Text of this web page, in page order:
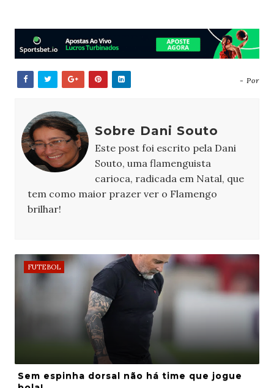
- Por
Sobre Dani Souto
Este post foi escrito pela Dani
Souto, uma flamenguista
carioca, radicada em Natal, que
tem como maior prazer ver o Flamengo
brilhar!
FUTEBOL
Sem espinha dorsal não há time que jogue